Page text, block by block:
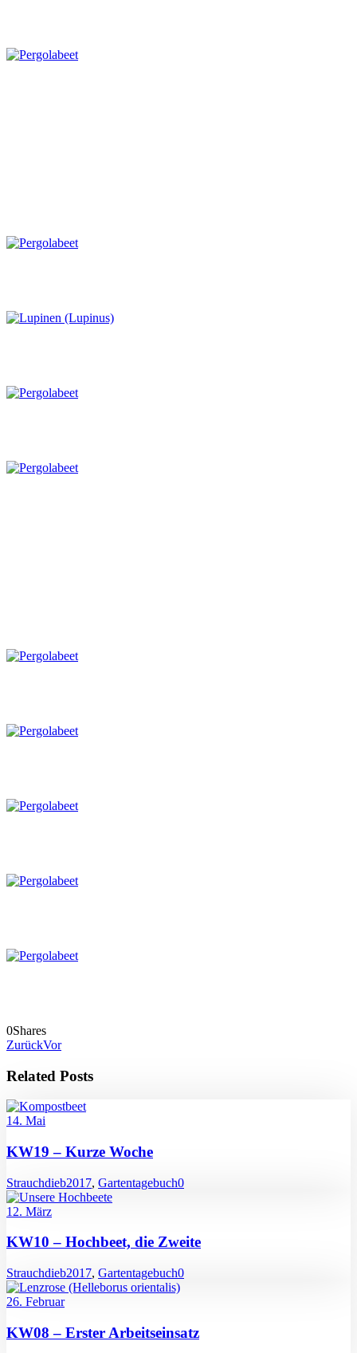
0Shares
ZurückVor
Related Posts
14. Mai
KW19 – Kurze Woche
Strauchdieb2017, Gartentagebuch0
12. März
KW10 – Hochbeet, die Zweite
Strauchdieb2017, Gartentagebuch0
26. Februar
KW08 – Erster Arbeitseinsatz